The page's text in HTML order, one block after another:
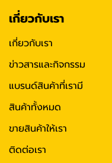
เกี่ยวกับเรา
เกี่ยวกับเรา
ข่าวสารและกิจกรรม
แบรนด์สินค้าที่เรามี
สินค้าทั้งหมด
ขายสินค้าให้เรา
ติดต่อเรา